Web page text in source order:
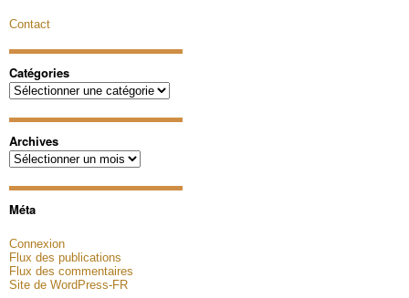
Contact
Catégories
Catégories
Archives
Archives
Méta
Connexion
Flux des publications
Flux des commentaires
Site de WordPress-FR